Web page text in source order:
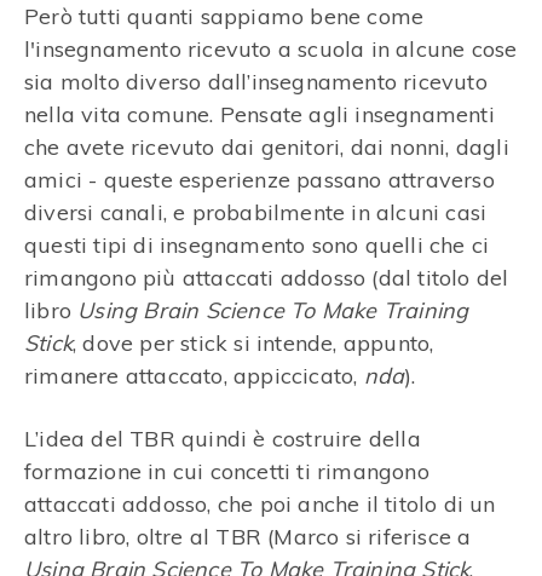
Però tutti quanti sappiamo bene come
l'insegnamento ricevuto a scuola in alcune cose
sia molto diverso dall’insegnamento ricevuto
nella vita comune. Pensate agli insegnamenti
che avete ricevuto dai genitori, dai nonni, dagli
amici - queste esperienze passano attraverso
diversi canali, e probabilmente in alcuni casi
questi tipi di insegnamento sono quelli che ci
rimangono più attaccati addosso (dal titolo del
libro Using Brain Science To Make Training
Stick, dove per stick si intende, appunto,
rimanere attaccato, appiccicato, nda).
L’idea del TBR quindi è costruire della
formazione in cui concetti ti rimangono
attaccati addosso, che poi anche il titolo di un
altro libro, oltre al TBR (Marco si riferisce a
Using Brain Science To Make Training Stick,